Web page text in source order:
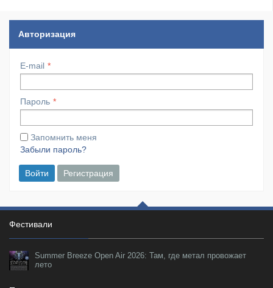
Авторизация
E-mail
Пароль
Запомнить меня
Забыли пароль?
Войти Регистрация
Фестивали
Summer Breeze Open Air 2026: Там, где метал провожает
лето